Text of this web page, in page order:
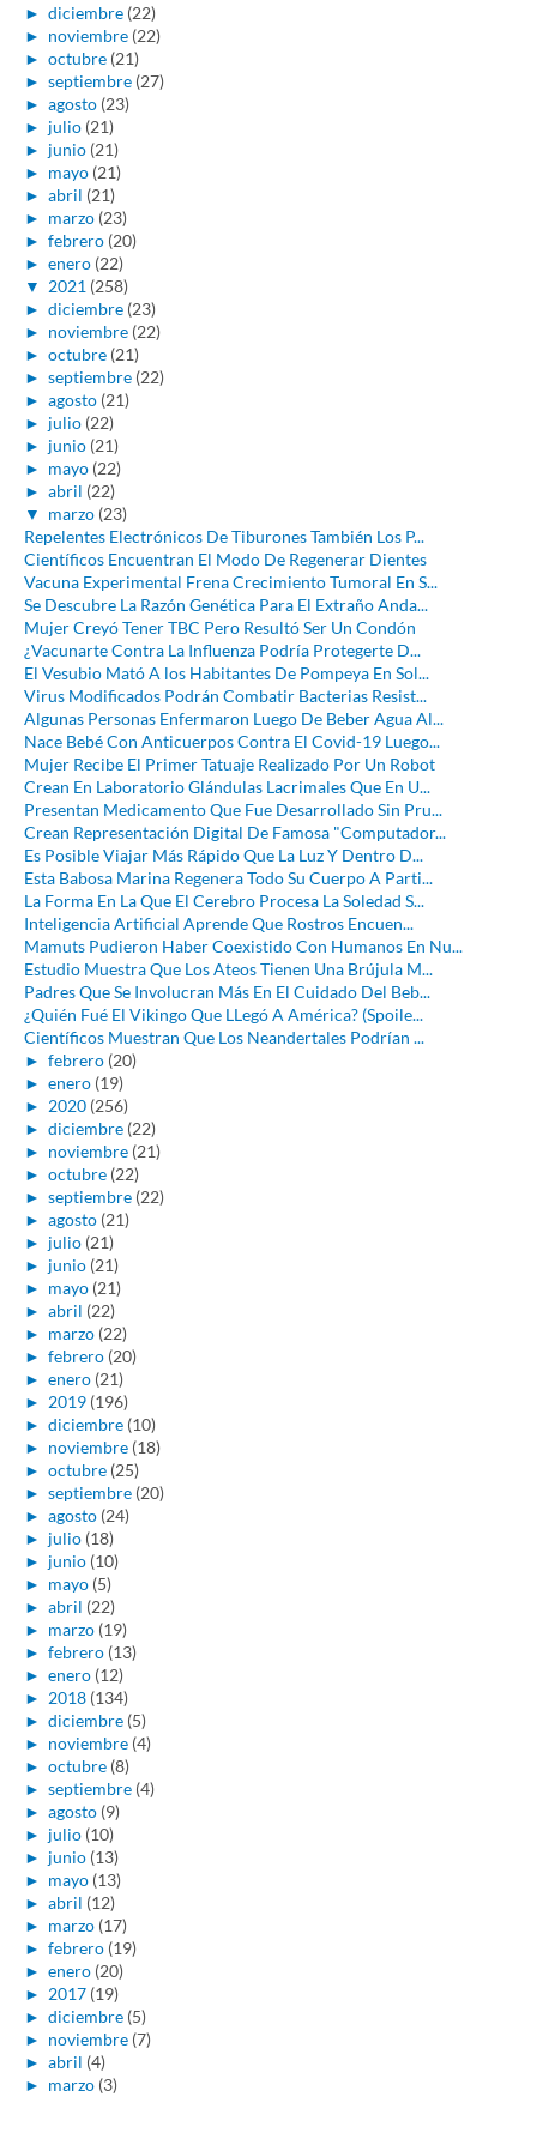
► diciembre (22)
► noviembre (22)
► octubre (21)
► septiembre (27)
► agosto (23)
► julio (21)
► junio (21)
► mayo (21)
► abril (21)
► marzo (23)
► febrero (20)
► enero (22)
▼ 2021 (258)
► diciembre (23)
► noviembre (22)
► octubre (21)
► septiembre (22)
► agosto (21)
► julio (22)
► junio (21)
► mayo (22)
► abril (22)
▼ marzo (23)
Repelentes Electrónicos De Tiburones También Los P...
Científicos Encuentran El Modo De Regenerar Dientes
Vacuna Experimental Frena Crecimiento Tumoral En S...
Se Descubre La Razón Genética Para El Extraño Anda...
Mujer Creyó Tener TBC Pero Resultó Ser Un Condón
¿Vacunarte Contra La Influenza Podría Protegerte D...
El Vesubio Mató A los Habitantes De Pompeya En Sol...
Virus Modificados Podrán Combatir Bacterias Resist...
Algunas Personas Enfermaron Luego De Beber Agua Al...
Nace Bebé Con Anticuerpos Contra El Covid-19 Luego...
Mujer Recibe El Primer Tatuaje Realizado Por Un Robot
Crean En Laboratorio Glándulas Lacrimales Que En U...
Presentan Medicamento Que Fue Desarrollado Sin Pru...
Crean Representación Digital De Famosa "Computador...
Es Posible Viajar Más Rápido Que La Luz Y Dentro D...
Esta Babosa Marina Regenera Todo Su Cuerpo A Parti...
La Forma En La Que El Cerebro Procesa La Soledad S...
Inteligencia Artificial Aprende Que Rostros Encuen...
Mamuts Pudieron Haber Coexistido Con Humanos En Nu...
Estudio Muestra Que Los Ateos Tienen Una Brújula M...
Padres Que Se Involucran Más En El Cuidado Del Beb...
¿Quién Fué El Vikingo Que LLegó A América? (Spoile...
Científicos Muestran Que Los Neandertales Podrían ...
► febrero (20)
► enero (19)
► 2020 (256)
► diciembre (22)
► noviembre (21)
► octubre (22)
► septiembre (22)
► agosto (21)
► julio (21)
► junio (21)
► mayo (21)
► abril (22)
► marzo (22)
► febrero (20)
► enero (21)
► 2019 (196)
► diciembre (10)
► noviembre (18)
► octubre (25)
► septiembre (20)
► agosto (24)
► julio (18)
► junio (10)
► mayo (5)
► abril (22)
► marzo (19)
► febrero (13)
► enero (12)
► 2018 (134)
► diciembre (5)
► noviembre (4)
► octubre (8)
► septiembre (4)
► agosto (9)
► julio (10)
► junio (13)
► mayo (13)
► abril (12)
► marzo (17)
► febrero (19)
► enero (20)
► 2017 (19)
► diciembre (5)
► noviembre (7)
► abril (4)
► marzo (3)